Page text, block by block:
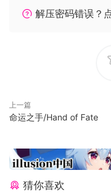
• 40 多项新功能。先进
• 激烈的多人战斗。在
》《王国》为玩家提供
队和可以征服的敌人。
Kingdoms 是有史以来
展包，有四个新的完整
东和美洲的扩展地图上
解压密码错误？
上一篇
命运之手/Hand of Fate
猜你喜欢